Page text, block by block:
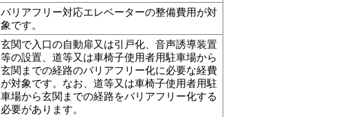
バリアフリー対応エレベーターの整備費用が対
象です。
玄関で入口の自動扉又は引戸化、音声誘導装置
等の設置、道等又は車椅子使用者用駐車場から
玄関までの経路のバリアフリー化に必要な経費
が対象です。なお、道等又は車椅子使用者用駐
車場から玄関までの経路をバリアフリー化する
必要があります。